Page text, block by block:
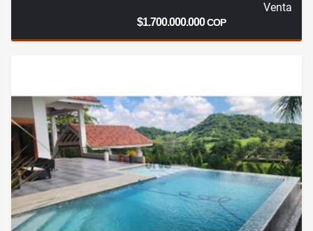
Venta
$1.700.000.000COP